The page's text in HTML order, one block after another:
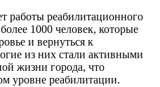
работы реабилитационного
1000 человек, которые
и вернуться к
из них стали активными
жизни города, что
уровне реабилитации.